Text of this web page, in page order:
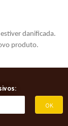
danificada.
produto.